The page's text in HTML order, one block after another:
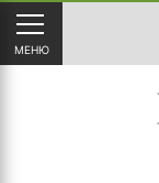
МЕНЮ